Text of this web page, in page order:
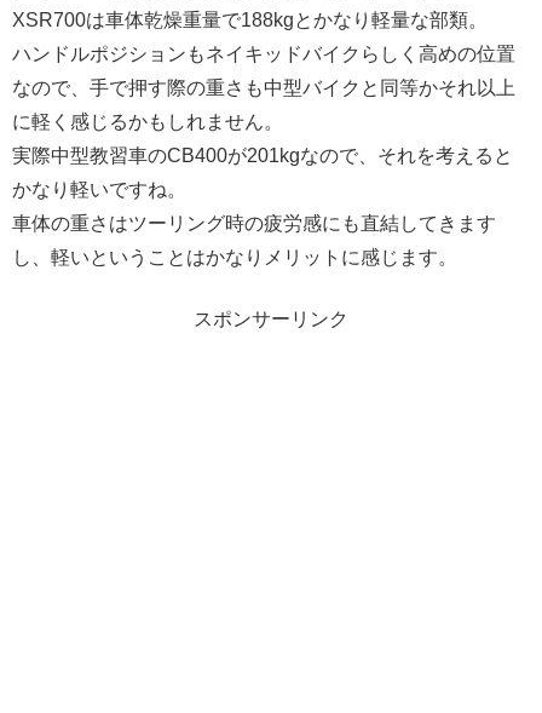
XSR700は車体乾燥重量で188kgとかなり軽量な部類。
ハンドルポジションもネイキッドバイクらしく高めの位置
なので、手で押す際の重さも中型バイクと同等かそれ以上
に軽く感じるかもしれません。
実際中型教習車のCB400が201kgなので、それを考えると
かなり軽いですね。
車体の重さはツーリング時の疲労感にも直結してきます
し、軽いということはかなりメリットに感じます。
スポンサーリンク